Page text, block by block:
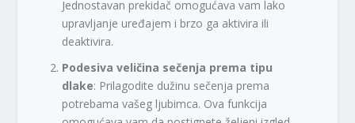
Jednostavan prekidač omogućava vam lako
upravljanje uređajem i brzo ga aktivira ili
deaktivira.
Podesiva veličina sečenja prema tipu
dlake: Prilagodite dužinu sečenja prema
potrebama vašeg ljubimca. Ova funkcija